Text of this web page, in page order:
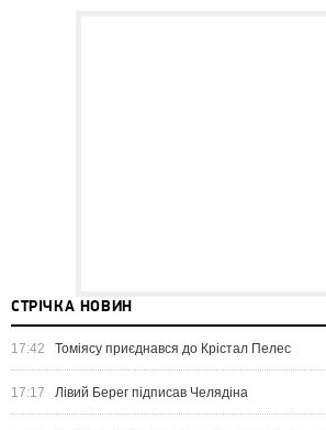
СТРІЧКА НОВИН
17:42 Томіясу приєднався до Крістал Пелес
17:17 Лівий Берег підписав Челядіна